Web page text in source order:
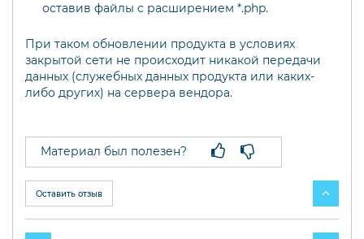
оставив файлы с расширением *.php.
При таком обновлении продукта в условиях
закрытой сети не происходит никакой передачи
данных (служебных данных продукта или каких-
либо других) на сервера вендора.
Материал был полезен?
Оставить отзыв